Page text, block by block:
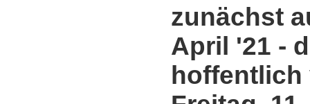
zunächst
April '21 -